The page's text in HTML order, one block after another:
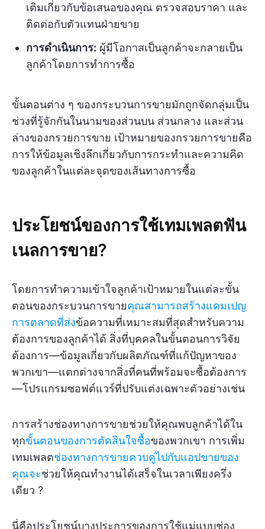
เติมเกี่ยวกับข้อเสนอของคุณ ตรวจสอบราคา และ
ติดต่อกับตัวแทนฝ่ายขาย
การดำเนินการ: ผู้มีโอกาสเป็นลูกค้าจะกลายเป็น
ลูกค้าโดยการทำการซื้อ
ขั้นตอนต่าง ๆ ของกระบวนการขายมักถูกจัดกลุ่มเป็น
ช่วงที่รู้จักกันในนามของส่วนบน ส่วนกลาง และส่วน
ล่างของกรวยการขาย เป้าหมายของกรวยการขายคือ
การให้ข้อมูลเชิงลึกเกี่ยวกับการกระทำและความคิด
ของลูกค้าในแต่ละจุดของเส้นทางการซื้อ
ประโยชน์ของการใช้เทมเพลตฟัน
เนลการขาย?
โดยการทำความเข้าใจลูกค้าเป้าหมายในแต่ละขั้น
ตอนของกระบวนการขายคุณสามารถสร้างแคมเปญ
การตลาดที่ส่งข้อความที่เหมาะสมที่สุดสำหรับความ
ต้องการของลูกค้าได้ สิ่งที่บุคคลในขั้นตอนการวิจัย
ต้องการ—ข้อมูลเกี่ยวกับผลิตภัณฑ์ที่แก้ปัญหาของ
พวกเขา—แตกต่างจากสิ่งที่คนที่พร้อมจะซื้อต้องการ
—โปรแกรมซอฟต์แวร์ที่ปรับแต่งเฉพาะตัวอย่างเช่น
การสร้างช่องทางการขายช่วยให้คุณพบลูกค้าได้ใน
ทุกขั้นตอนของการตัดสินใจซื้อของพวกเขา การเพิ่ม
เทมเพลตช่องทางการขายควบคู่ไปกับแอปขายของ
คุณจะช่วยให้คุณทำงานได้เสร็จในเวลาเพียงครึ่ง
เดียว ?
นี่คือประโยชน์บางประการของการใช้แม่แบบช่อง